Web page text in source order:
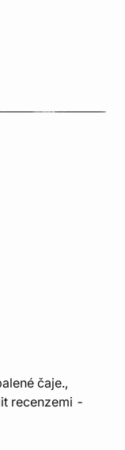
čaje.,
recenzemi -